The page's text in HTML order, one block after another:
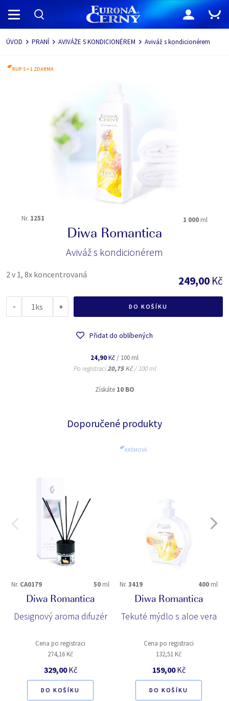
Navigace
ÚVOD PRANÍ AVIVÁŽE S KONDICIONÉREM Aviváž s kondicionérem
KUP 5 = 1 ZDARMA
Nr. 1251 1 000 ml
Diwa Romantica
Aviváž s kondicionérem
2 v 1, 8x koncentrovaná 249,00 Kč
- ks + DO KOŠÍKU
Přidat do oblíbených
24,90Kč / 100 ml
Po registraci20,75Kč / 100 ml
Získáte 10 BO
Doporučené produkty
Nr. CA0179 50 ml
Diwa Romantica
Designový aroma difuzér
Cena po registraci
274,16 Kč
329,00Kč
DO KOŠÍKU
KRÉMOVÁ
Nr. 3419 400 ml
Diwa Romantica
Tekuté mýdlo s aloe vera
Cena po registraci
132,51 Kč
159,00Kč
DO KOŠÍKU